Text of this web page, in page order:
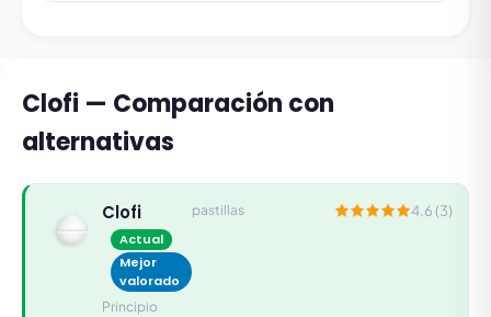
Clofi — Comparación con
alternativas
Clofi
Actual
Mejor
valorado
Principio
pastillas 4.6 (3)